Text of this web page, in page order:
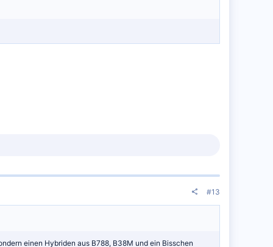
#13
einen Hybriden aus B788, B38M und ein Bisschen